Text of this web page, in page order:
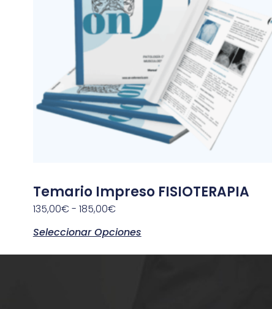
Temario Impreso FISIOTERAPIA
135,00€- 185,00€
Seleccionar Opciones